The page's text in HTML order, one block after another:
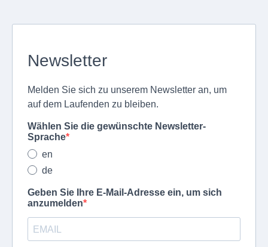
Newsletter
Melden Sie sich zu unserem Newsletter an, um
auf dem Laufenden zu bleiben.
Wählen Sie die gewünschte Newsletter-
Sprache
en
de
Geben Sie Ihre E-Mail-Adresse ein, um sich
anzumelden